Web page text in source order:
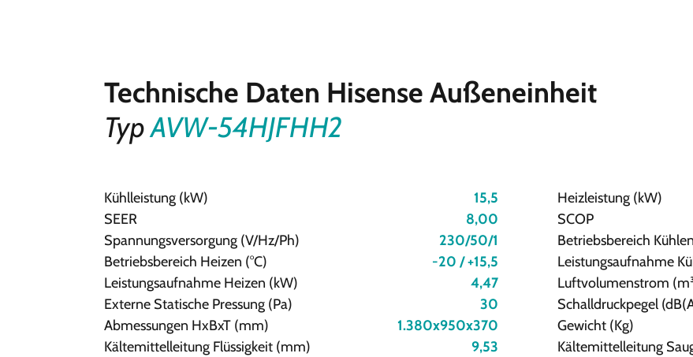
Technische Daten Hisense Außeneinheit
TypAVW-54HJFHH2
Kühlleistung (kW) 15,5 Heizleistung (kW)
SEER
8,00 SCOP
Spannungsversorgung (V/Hz/Ph)
230/50/1 Betriebsbereich
Betriebsbereich Heizen (°C)
-20 / +15,5 Leistungsaufnahme
Leistungsaufnahme Heizen (kW)
4,47 Luftvolumenstrom
Externe Statische Pressung (Pa)
30 Schalldruckpegel
Abmessungen HxBxT (mm)
1.380x950x370 Gewicht (Kg)
Kältemittelleitung Flüssigkeit (mm)
9,53 Kältemittelleitung